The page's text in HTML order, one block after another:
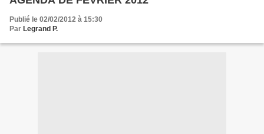
Publié le 02/02/2012 à 15:30
Par Legrand P.